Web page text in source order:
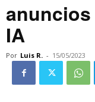
IA
Por Luis R. - 15/05/2023